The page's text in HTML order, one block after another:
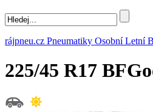
rájpneu.cz Pneumatiky Osobní Letní
225/45 R17